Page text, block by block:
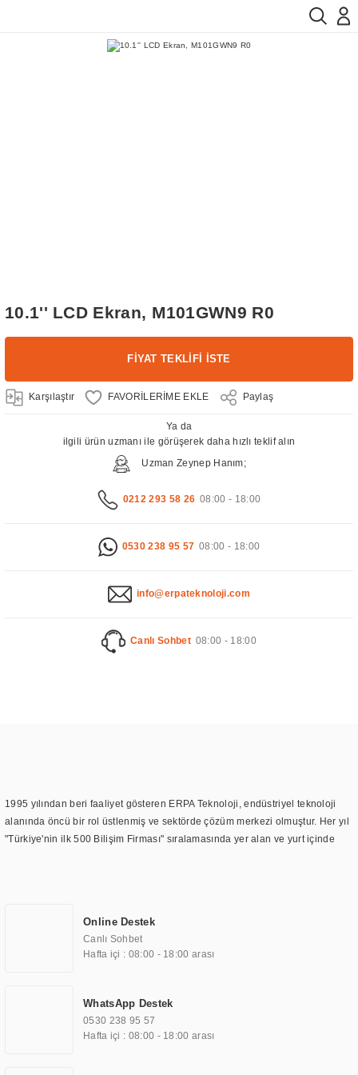
10.1'' LCD Ekran, M101GWN9 R0
FİYAT TEKLİFİ İSTE
Karşılaştır Paylaş
Ya da
ilgili ürün uzmanı ile görüşerek daha hızlı teklif alın
Uzman Zeynep Hanım;
0212 293 58 26 08:00 - 18:00
0530 238 95 57 08:00 - 18:00
info@erpateknoloji.com
Canlı Sohbet 08:00 - 18:00
1995 yılından beri faaliyet gösteren ERPA Teknoloji, endüstriyel teknoloji
alanında öncü bir rol üstlenmiş ve sektörde çözüm merkezi olmuştur. Her yıl
"Türkiye'nin ilk 500 Bilişim Firması" sıralamasında yer alan ve yurt içinde
TOCHI markası altında kendi ürettiği ürünlerde kullanmıştır. Günümüzde
TOCHI; videowall, digital signage, kiosk, totem, akıllı durak ekranı, araç içi
ekran, asansör ekranı, digital menüboard, marin ekran, medikal ekran,
ekranları, endüstriyel ekranlar, kapı önü bilgi ekranları, panel PC,
endüstriyel Panel PC, mini PC, endüstriyel mini PC ve akıllı bina sistemleri
gibi çözümleri 4.5" ile 110” boyutları arasında üretebilirken, ayrıca standart
Online Destek
Canlı Sohbet
Hafta içi : 08:00 - 18:00 arası
WhatsApp Destek
0530 238 95 57
Hafta içi : 08:00 - 18:00 arası